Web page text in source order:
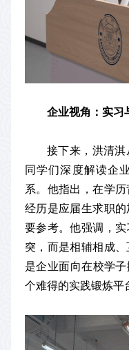
企业视角：实习
接下来，洪清
同学们深度解读企
系。他指出，在学
经历是应届生求职
要参考。他强调，
突，而是相辅相成
是企业面向在校学
个难得的实践锻炼平